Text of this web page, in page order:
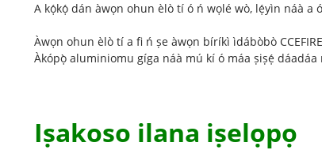
A kọ́kọ́ dán àwọn ohun èlò tí ó ń wọlé wò, lẹ́yìn náà
Àwọn ohun èlò tí a fi ń ṣe àwọn bíríkì ìdábòbò
Àkópọ̀ aluminiomu gíga náà mú kí ó máa ṣiṣẹ́
Iṣakoso ilana iṣelọpọ